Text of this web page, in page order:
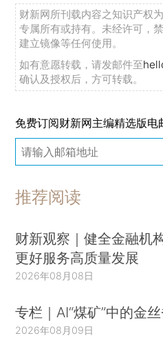
财新网所刊载内容之知识产权
专属所有或持有。未经许可，
建立镜像等任何使用。
如有意愿转载，请发邮件至
确认及授权后，方可转载。
免费订阅财新网主编精选版电
推荐阅读
财新观察｜健全金融机
更好服务高质量发展
2026年08月08日
专栏｜AI“煤矿”中的金
2026年08月09日